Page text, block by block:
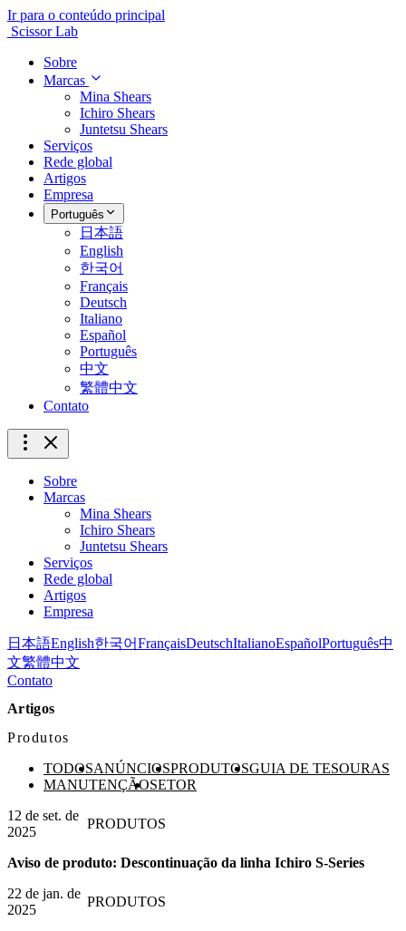
Ir para o conteúdo principal
Scissor Lab
Sobre
Marcas
Mina Shears
Ichiro Shears
Juntetsu Shears
Serviços
Rede global
Artigos
Empresa
Português
日本語
English
한국어
Français
Deutsch
Italiano
Español
Português
中文
繁體中文
Contato
Sobre
Marcas
Mina Shears
Ichiro Shears
Juntetsu Shears
Serviços
Rede global
Artigos
Empresa
日本語English한국어FrançaisDeutschItalianoEspañolPortuguês中
文繁體中文
Contato
Artigos
Produtos
TODOSANÚNCIOSPRODUTOSGUIA DE TESOURAS
MANUTENÇÃOSETOR
12 de set. de
2025
PRODUTOS
Aviso de produto: Descontinuação da linha Ichiro S-Series
22 de jan. de
2025
PRODUTOS